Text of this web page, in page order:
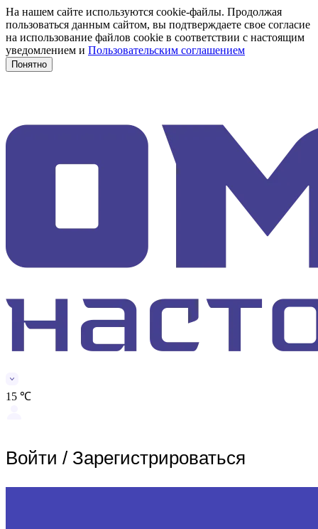
На нашем сайте используются cookie-файлы. Продолжая
пользоваться данным сайтом, вы подтверждаете свое согласие
на использование файлов cookie в соответствии с настоящим
уведомлением и Пользовательским соглашением
Понятно
15 ℃
Войти / Зарегистрироваться